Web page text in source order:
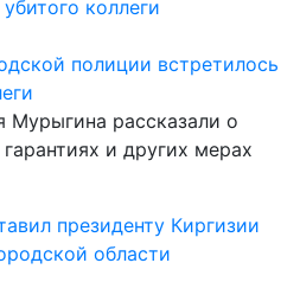
полиции встретилось
Мурыгина рассказали о
и других мерах